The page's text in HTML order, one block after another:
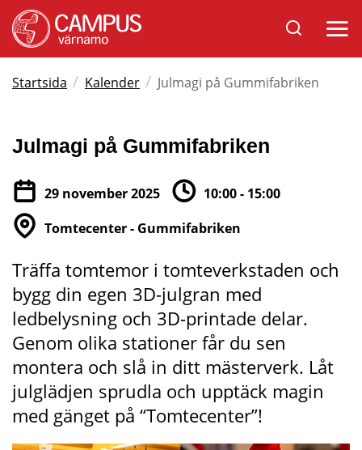
Sök
på
Varnamo.se
Öppna
Startsida / Kalender / Julmagi på Gummifabriken
Julmagi på Gummifabriken
29 november 2025
10:00 - 15:00
Tomtecenter - Gummifabriken
Träffa tomtemor i tomteverkstaden och
bygg din egen 3D-julgran med
ledbelysning och 3D-printade delar.
Genom olika stationer får du sen
montera och slå in ditt mästerverk. Låt
julglädjen sprudla och upptäck magin
med gänget på “Tomtecenter”!